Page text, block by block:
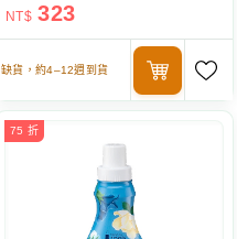
NT$ 323
缺貨，約4–12週到貨
75 折